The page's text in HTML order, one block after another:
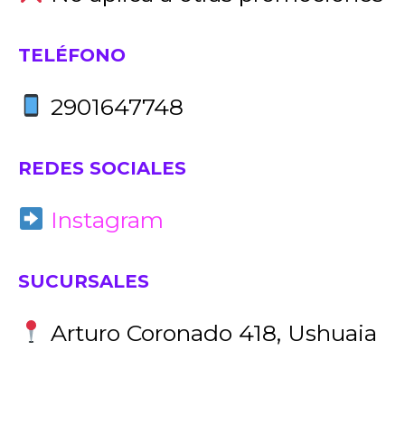
TELÉFONO
2901647748
REDES SOCIALES
Instagram
SUCURSALES
Arturo Coronado 418, Ushuaia